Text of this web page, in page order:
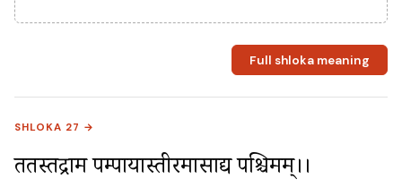
Full shloka meaning
SHLOKA 27 →
ततस्तद्राम पम्पायास्तीरमासाद्य पश्चिमम्।।